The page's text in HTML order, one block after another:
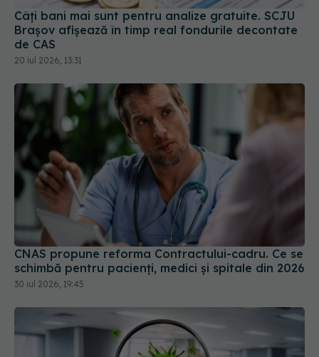
Câți bani mai sunt pentru analize gratuite. SCJU
Brașov afișează în timp real fondurile decontate
de CAS
20 iul 2026, 13:31
CNAS propune reforma Contractului-cadru. Ce se
schimbă pentru pacienți, medici și spitale din 2026
30 iul 2026, 19:45